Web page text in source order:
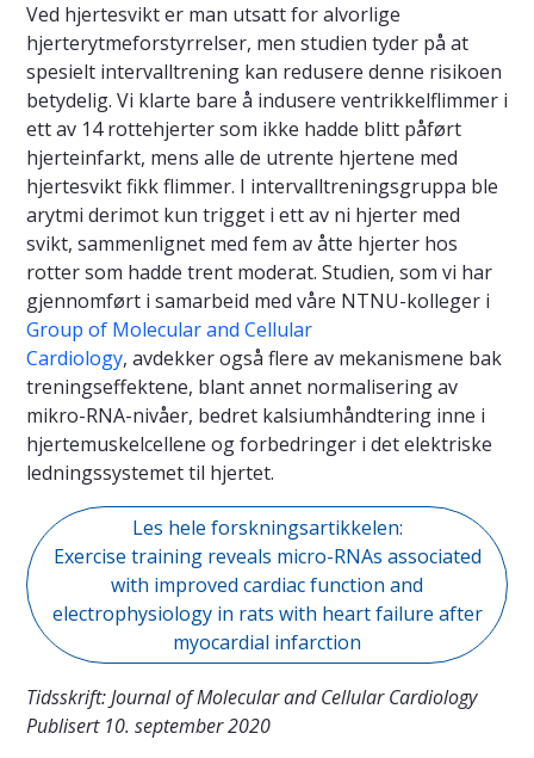
Ved hjertesvikt er man utsatt for alvorlige
hjerterytmeforstyrrelser, men studien tyder på at
spesielt intervalltrening kan redusere denne risikoen
betydelig. Vi klarte bare å indusere ventrikkelflimmer i
ett av 14 rottehjerter som ikke hadde blitt påført
hjerteinfarkt, mens alle de utrente hjertene med
hjertesvikt fikk flimmer. I intervalltreningsgruppa ble
arytmi derimot kun trigget i ett av ni hjerter med
svikt, sammenlignet med fem av åtte hjerter hos
rotter som hadde trent moderat. Studien, som vi har
gjennomført i samarbeid med våre NTNU-kolleger i
Group of Molecular and Cellular
Cardiology, avdekker også flere av mekanismene bak
treningseffektene, blant annet normalisering av
mikro-RNA-nivåer, bedret kalsiumhåndtering inne i
hjertemuskelcellene og forbedringer i det elektriske
ledningssystemet til hjertet.
Les hele forskningsartikkelen:
Exercise training reveals micro-RNAs associated
with improved cardiac function and
electrophysiology in rats with heart failure after
myocardial infarction
Tidsskrift: Journal of Molecular and Cellular Cardiology
Publisert 10. september 2020